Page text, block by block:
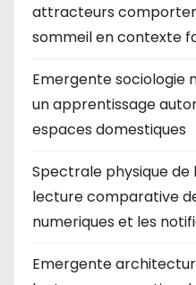
attracteurs
sommeil en contexte
Emergente sociologie
un apprentissage
espaces domestiques
Spectrale physique
lecture comparative
numeriques et les
Emergente